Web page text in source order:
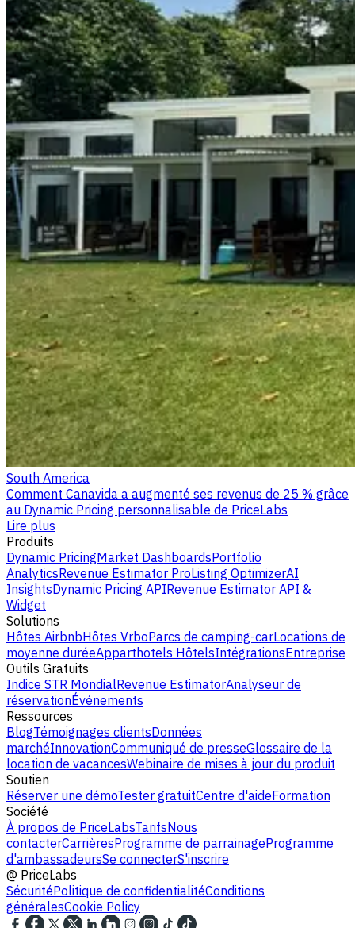
South America
Comment Canavida a augmenté ses revenus de 25 % grâce
au Dynamic Pricing personnalisable de PriceLabs
Lire plus
Produits
Dynamic PricingMarket DashboardsPortfolio
AnalyticsRevenue Estimator ProListing OptimizerAI
InsightsDynamic Pricing APIRevenue Estimator API &
Widget
Solutions
Hôtes AirbnbHôtes VrboParcs de camping-carLocations de
moyenne duréeApparthotels HôtelsIntégrationsEntreprise
Outils Gratuits
Indice STR MondialRevenue EstimatorAnalyseur de
réservationÉvénements
Ressources
BlogTémoignages clientsDonnées
marchéInnovationCommuniqué de presseGlossaire de la
location de vacancesWebinaire de mises à jour du produit
Soutien
Réserver une démoTester gratuitCentre d'aideFormation
Société
À propos de PriceLabsTarifsNous
contacterCarrièresProgramme de parrainageProgramme
d'ambassadeursSe connecterS'inscrire
@ PriceLabs
SécuritéPolitique de confidentialitéConditions
généralesCookie Policy